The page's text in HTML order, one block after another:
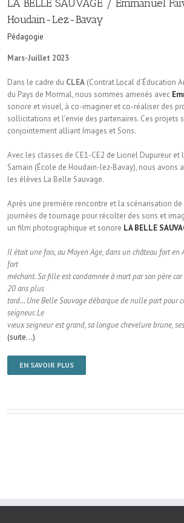
LA BELLE SAUVAGE / Emmanuel
Houdain-Lez-Bavay
Pédagogie
Mars-Juillet 2023
Dans le cadre du CLEA (Contrat Local d’Éducation
du Pays de Mormal, nous sommes amenés avec
sonore et visuel, à co-imaginer et co-réaliser des
sollicitations et l’envie des partenaires. Ces projets
conjointement alliant Images et Sons.
Avec les classes de CE1-CE2 de Lionel Dupureur et
Samain (École de Houdain-lez-Bavay), nous avons
les élèves La Belle Sauvage.
Après une première rencontre et la scénarisation
journées de tournage pour récolter des sons et
un film photographique et sonore LA BELLE
Il était une fois, au Moyen Age, dans un château fort en
fort
méchant. Sa fille est condamnée à mort par son père
20 ans plus
tard… Une Belle Sauvage débarque de nulle part pour
seigneur. Le
vieux seigneur est grand, sa longue chevelure brune,
(suite…)
EN SAVOIR PLUS